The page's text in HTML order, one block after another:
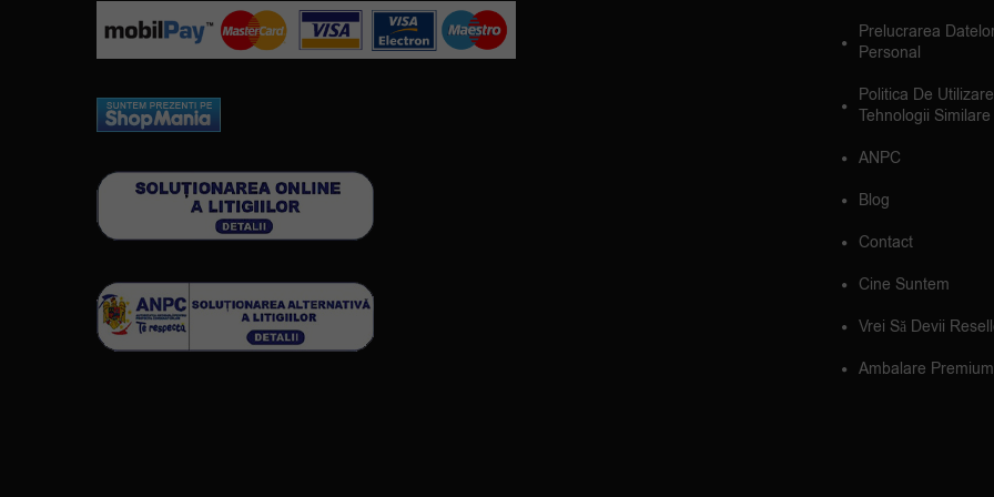
Prelucrarea
Personal
Politica De
Tehnologii Similare
ANPC
Blog
Contact
Cine Suntem
Vrei Să Devii
Ambalare Premium